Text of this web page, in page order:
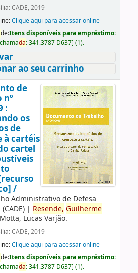
CADE, 2019
Clique aqui para acessar online
de:Itens disponíveis para empréstimo:
da:341.3787 D637] (1).
ao seu carrinho
de
nº
:
os
de
à cartéis
cartel
/
Administrativo de Defesa
| Resende, Guilherme
Motta, Lucas Varjão.
CADE, 2019
Clique aqui para acessar online
de:Itens disponíveis para empréstimo:
da:341.3787 D637] (1).